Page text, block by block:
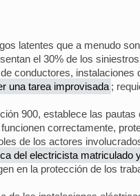
latentes que a menudo
el 30% de los
conductores, instalaciones
una tarea improvisada ;
900, establece las pautas
correctamente,
de los actores
del electricista matriculado
en la protección de los